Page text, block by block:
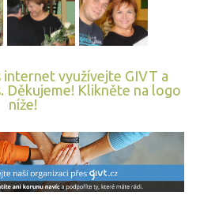
internet využívejte GIVT a
Děkujeme! Klikněte na logo
níže!